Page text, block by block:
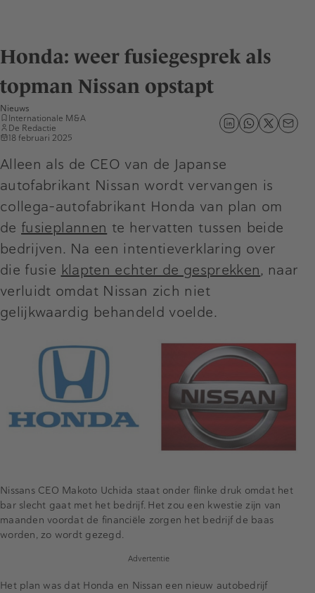
Honda: weer fusiegesprek als
topman Nissan opstapt
Nieuws
Internationale M&A
De Redactie
18 februari 2025
Alleen als de CEO van de Japanse
autofabrikant Nissan wordt vervangen is
collega-autofabrikant Honda van plan om
de fusieplannen te hervatten tussen beide
bedrijven. Na een intentieverklaring over
die fusie klapten echter de gesprekken, naar
verluidt omdat Nissan zich niet
gelijkwaardig behandeld voelde.
Nissans CEO Makoto Uchida staat onder flinke druk omdat het
bar slecht gaat met het bedrijf. Het zou een kwestie zijn van
maanden voordat de financiële zorgen het bedrijf de baas
worden, zo wordt gezegd.
Advertentie
Het plan was dat Honda en Nissan een nieuw autobedrijf